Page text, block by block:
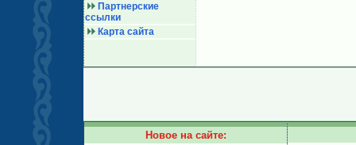
Партнерские
ссылки
Карта сайта
Новое на сайте: